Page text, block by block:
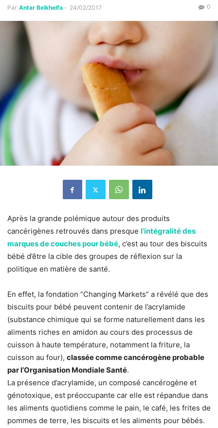
Par Antar Belkhelfa - 24/02/2017 0
Après la grande polémique autour des produits
cancérigènes retrouvés dans presque l’intégralité des
marques de couches pour bébé, c’est au tour des biscuits
bébé d’être la cible des groupes de réflexion sur la
politique en matière de santé.
En effet, la fondation “Changing Markets” a révélé que des
biscuits pour bébé peuvent contenir de l’acrylamide
(substance chimique qui se forme naturellement dans les
aliments riches en amidon au cours des processus de
cuisson à haute température, notamment la friture, la
cuisson au four), classée comme cancérogène probable
par l’Organisation Mondiale Santé.
La présence d’acrylamide, un composé cancérogène et
génotoxique, est préoccupante car elle est répandue dans
les aliments quotidiens comme le pain, le café, les frites de
pommes de terre, les biscuits et les aliments pour bébés.